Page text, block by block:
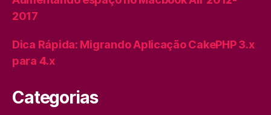
2017
Dica Rápida: Migrando Aplicação CakePHP 3.x
para 4.x
Categorias